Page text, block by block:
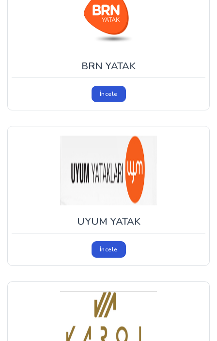
BRN YATAK
İncele
UYUM YATAK
İncele